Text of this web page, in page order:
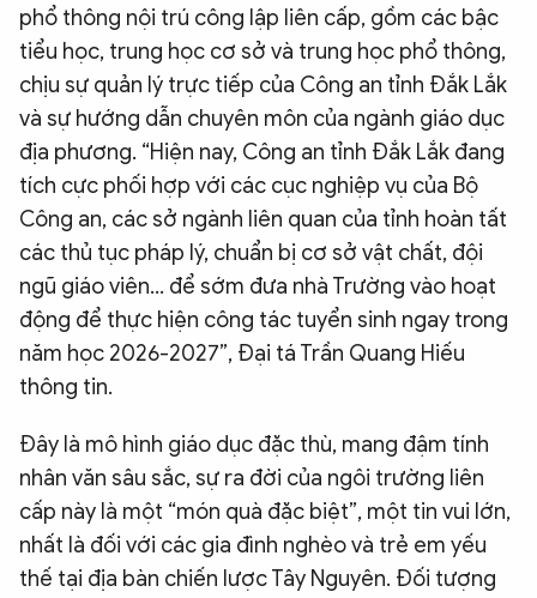
phổ thông nội trú công lập liên cấp, gồm các bậc
tiểu học, trung học cơ sở và trung học phổ thông,
chịu sự quản lý trực tiếp của Công an tỉnh Đắk Lắk
và sự hướng dẫn chuyên môn của ngành giáo dục
địa phương. “Hiện nay, Công an tỉnh Đắk Lắk đang
tích cực phối hợp với các cục nghiệp vụ của Bộ
Công an, các sở ngành liên quan của tỉnh hoàn tất
các thủ tục pháp lý, chuẩn bị cơ sở vật chất, đội
ngũ giáo viên… để sớm đưa nhà Trường vào hoạt
động để thực hiện công tác tuyển sinh ngay trong
năm học 2026-2027”, Đại tá Trần Quang Hiếu
thông tin.
Đây là mô hình giáo dục đặc thù, mang đậm tính
nhân văn sâu sắc, sự ra đời của ngôi trường liên
cấp này là một “món quà đặc biệt”, một tin vui lớn,
nhất là đối với các gia đình nghèo và trẻ em yếu
thế tại địa bàn chiến lược Tây Nguyên. Đối tượng